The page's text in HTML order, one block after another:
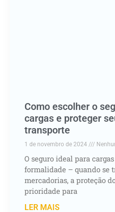
Como escolher o
cargas e proteger
transporte
1 de novembro de 2024
O seguro ideal para
formalidade – quando se
mercadorias, a proteção
prioridade para
LER MAIS